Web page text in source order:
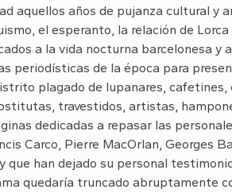
aquellos años de pujanza cultural y
el esperanto, la relación de Lorca
a la vida nocturna barcelonesa y
periodísticas de la época para
plagado de lupanares,
travestidos, artistas,
dedicadas a repasar las
Carco, Pierre MacOrlan, Georges
han dejado su personal
quedaría truncado abruptamente